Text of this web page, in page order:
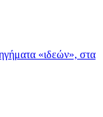
«ιδεών», στα